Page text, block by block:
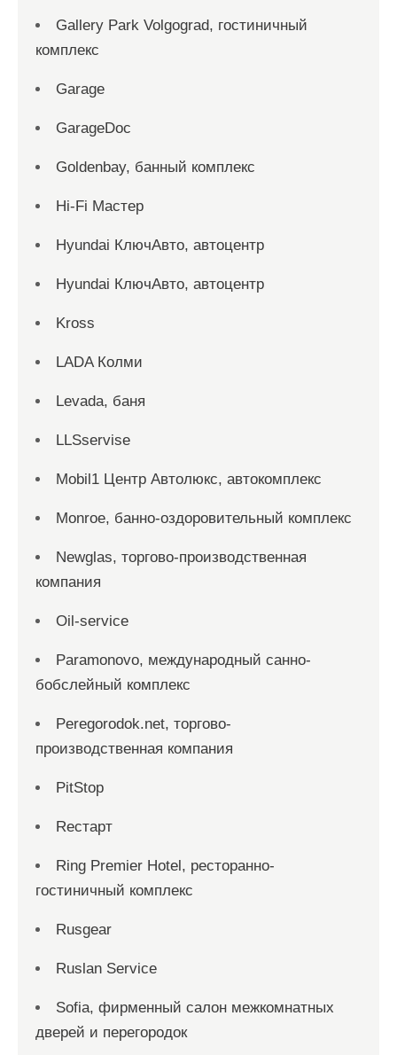
Gallery Park Volgograd, гостиничный
комплекс
Garage
GarageDoc
Goldenbay, банный комплекс
Hi-Fi Мастер
Hyundai КлючАвто, автоцентр
Hyundai КлючАвто, автоцентр
Kross
LADA Колми
Levada, баня
LLSservise
Mobil1 Центр Автолюкс, автокомплекс
Monroe, банно-оздоровительный комплекс
Newglas, торгово-производственная
компания
Oil-service
Paramonovo, международный санно-
бобслейный комплекс
Peregorodok.net, торгово-
производственная компания
PitStop
Reстарт
Ring Premier Hotel, ресторанно-
гостиничный комплекс
Rusgear
Ruslan Service
Sofia, фирменный салон межкомнатных
дверей и перегородок